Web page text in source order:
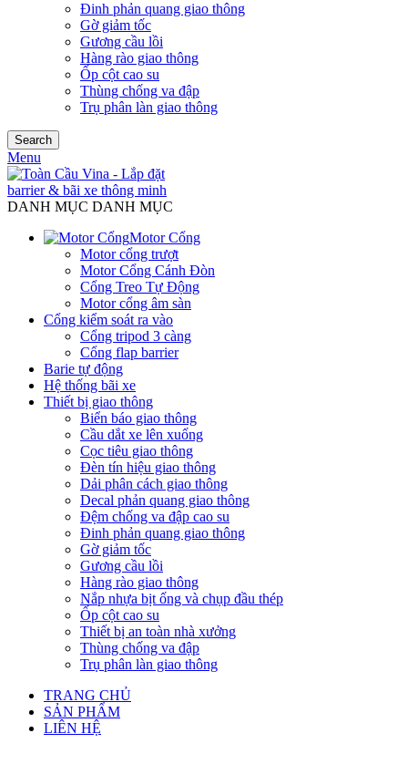
Đinh phản quang giao thông
Gờ giảm tốc
Gương cầu lồi
Hàng rào giao thông
Ốp cột cao su
Thùng chống va đập
Trụ phân làn giao thông
Search
Menu
DANH MỤC DANH MỤC
Motor Cổng
Motor cổng trượt
Motor Cổng Cánh Đòn
Cổng Treo Tự Động
Motor cổng âm sàn
Cổng kiểm soát ra vào
Cổng tripod 3 càng
Cổng flap barrier
Barie tự động
Hệ thống bãi xe
Thiết bị giao thông
Biển báo giao thông
Cầu dắt xe lên xuống
Cọc tiêu giao thông
Đèn tín hiệu giao thông
Dải phân cách giao thông
Decal phản quang giao thông
Đệm chống va đập cao su
Đinh phản quang giao thông
Gờ giảm tốc
Gương cầu lồi
Hàng rào giao thông
Nắp nhựa bịt ống và chụp đầu thép
Ốp cột cao su
Thiết bị an toàn nhà xưởng
Thùng chống va đập
Trụ phân làn giao thông
TRANG CHỦ
SẢN PHẨM
LIÊN HỆ